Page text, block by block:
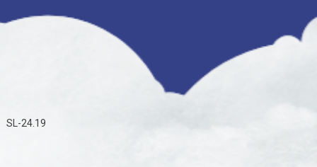
SL-24.19